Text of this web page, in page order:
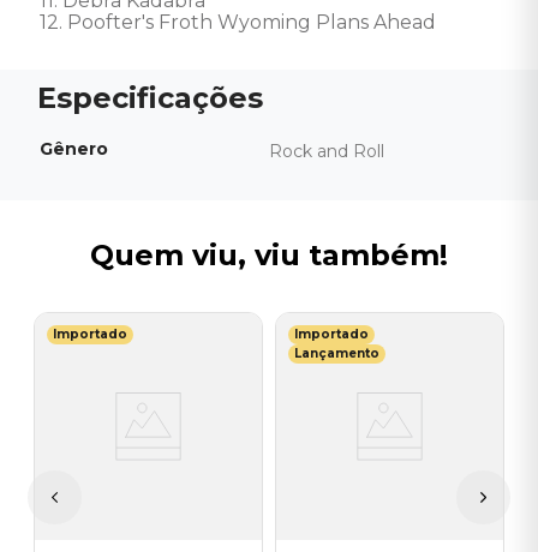
12. Poofter's Froth Wyoming Plans Ahead
Gênero Rock and Roll
Quem viu, viu também!
Importado
Importado
Lançamento